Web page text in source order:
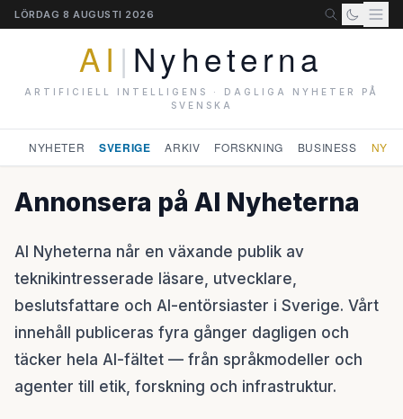
LÖRDAG 8 AUGUSTI 2026
AI | Nyheterna
ARTIFICIELL INTELLIGENS · DAGLIGA NYHETER PÅ
SVENSKA
NYHETER SVERIGE ARKIV FORSKNING BUSINESS
Annonsera på AI Nyheterna
AI Nyheterna når en växande publik av
teknikintresserade läsare, utvecklare,
beslutsfattare och AI-entörsiaster i Sverige. Vårt
innehåll publiceras fyra gånger dagligen och
täcker hela AI-fältet — från språkmodeller och
agenter till etik, forskning och infrastruktur.